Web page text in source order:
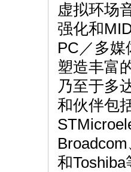
虚拟环场
强化和
PC／多媒
塑造丰富
乃至于多
和伙伴包
和